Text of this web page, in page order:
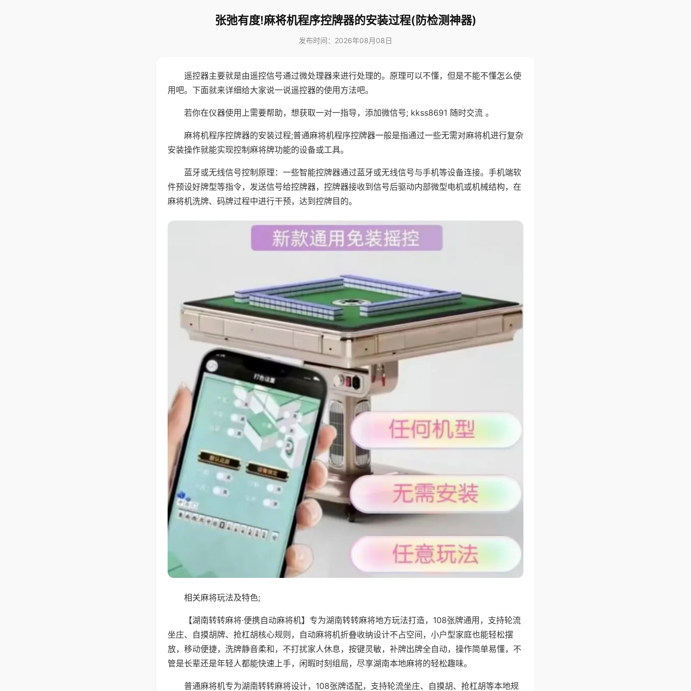
张弛有度!麻将机程序控牌器的安装过程(防检测神器)
发布时间：2026年08月08日
遥控器主要就是由遥控信号通过微处理器来进行处理的。原理可以不懂，但是不能不懂怎么使
用吧。下面就来详细给大家说一说遥控器的使用方法吧。
若你在仪器使用上需要帮助，想获取一对一指导，添加微信号; kkss8691 随时交流 。
麻将机程序控牌器的安装过程;普通麻将机程序控牌器一般是指通过一些无需对麻将机进行复杂
安装操作就能实现控制麻将牌功能的设备或工具。
蓝牙或无线信号控制原理：一些智能控牌器通过蓝牙或无线信号与手机等设备连接。手机端软
件预设好牌型等指令，发送信号给控牌器，控牌器接收到信号后驱动内部微型电机或机械结构，在
麻将机洗牌、码牌过程中进行干预，达到控牌目的。
相关麻将玩法及特色;
【湖南转转麻将·便携自动麻将机】专为湖南转转麻将地方玩法打造，108张牌通用，支持轮流
坐庄、自摸胡牌、抢杠胡核心规则，自动麻将机折叠收纳设计不占空间，小户型家庭也能轻松摆
放，移动便捷，洗牌静音柔和，不打扰家人休息，按键灵敏，补牌出牌全自动，操作简单易懂，不
管是长辈还是年轻人都能快速上手，闲暇时刻组局，尽享湖南本地麻将的轻松趣味。
普通麻将机专为湖南转转麻将设计，108张牌适配，支持轮流坐庄、自摸胡、抢杠胡等本地规